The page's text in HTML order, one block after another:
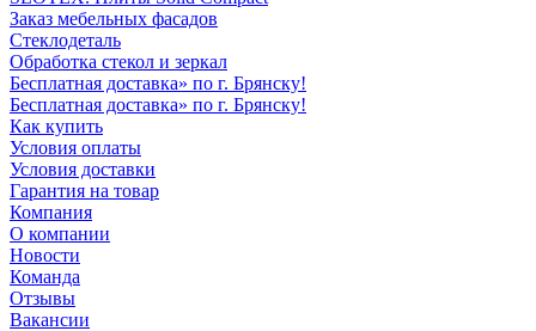
Заказ мебельных фасадов
Стеклодеталь
Обработка стекол и зеркал
Бесплатная доставка» по г. Брянску!
Бесплатная доставка» по г. Брянску!
Как купить
Условия оплаты
Условия доставки
Гарантия на товар
Компания
О компании
Новости
Команда
Отзывы
Вакансии